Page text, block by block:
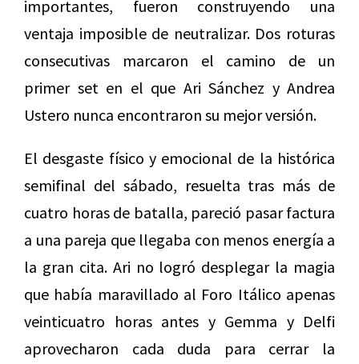
importantes, fueron construyendo una
ventaja imposible de neutralizar. Dos roturas
consecutivas marcaron el camino de un
primer set en el que Ari Sánchez y Andrea
Ustero nunca encontraron su mejor versión.
El desgaste físico y emocional de la histórica
semifinal del sábado, resuelta tras más de
cuatro horas de batalla, pareció pasar factura
a una pareja que llegaba con menos energía a
la gran cita. Ari no logró desplegar la magia
que había maravillado al Foro Itálico apenas
veinticuatro horas antes y Gemma y Delfi
aprovecharon cada duda para cerrar la